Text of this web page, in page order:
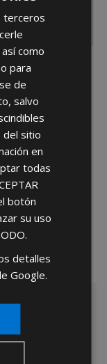
minoristas y
terceros
como
para
de
salvo
del sitio
en
todas
botón
su uso
.
detalles
Google.